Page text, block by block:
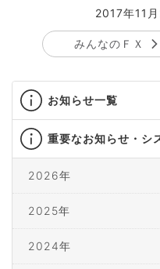
2017年11
みんなのＦＸ
お知らせ一覧
重要なお知らせ・シ
2026年
2025年
2024年